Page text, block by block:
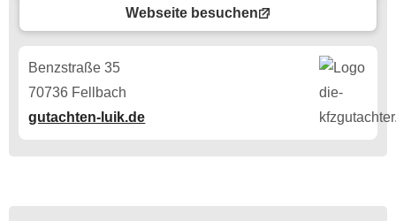
Webseite besuchen
Benzstraße 35
70736 Fellbach
gutachten-luik.de